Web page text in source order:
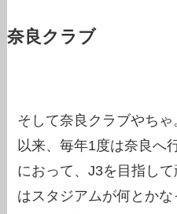
奈良クラブ
そして奈良クラブやち
以来、毎年1度は奈良へ
におって、J3を目指し
はスタジアムが何とか